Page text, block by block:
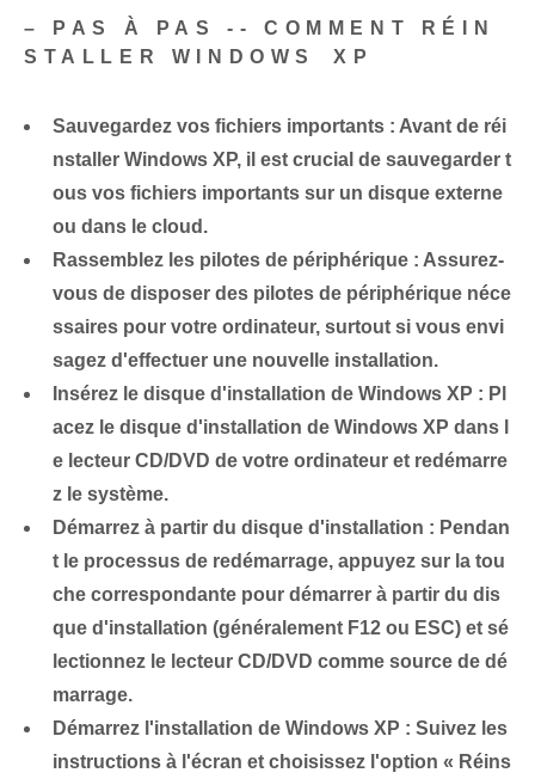
– PAS À PAS -- COMMENT RÉIN
STALLER WINDOWS ⁢XP
Sauvegardez‌ vos fichiers importants : Avant de réi
nstaller Windows XP, il est crucial de sauvegarder t
ous vos fichiers importants sur un disque externe
ou dans le cloud.
Rassemblez les pilotes de périphérique : Assurez-
vous de disposer des pilotes de périphérique néce
ssaires pour votre ordinateur, surtout si vous envi
sagez d'effectuer une nouvelle installation.
Insérez le disque d'installation de Windows XP : Pl
acez le disque d'installation de Windows XP dans l
e lecteur CD/DVD de votre ordinateur et redémarre
z le système.
Démarrez à partir du disque d'installation : Pendan
t le processus de redémarrage, appuyez sur la tou
che correspondante pour démarrer à partir du dis
que d'installation (généralement F12 ou ESC) et sé
lectionnez le lecteur CD/DVD comme source de dé
marrage.
Démarrez l'installation de Windows XP : Suivez les
⁢instructions‌ à l'écran et choisissez l'option « Réins